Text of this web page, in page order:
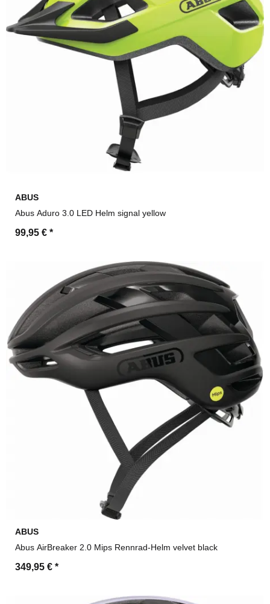
ABUS
Abus Aduro 3.0 LED Helm signal yellow
99,95 € *
ABUS
Abus AirBreaker 2.0 Mips Rennrad-Helm velvet black
349,95 € *